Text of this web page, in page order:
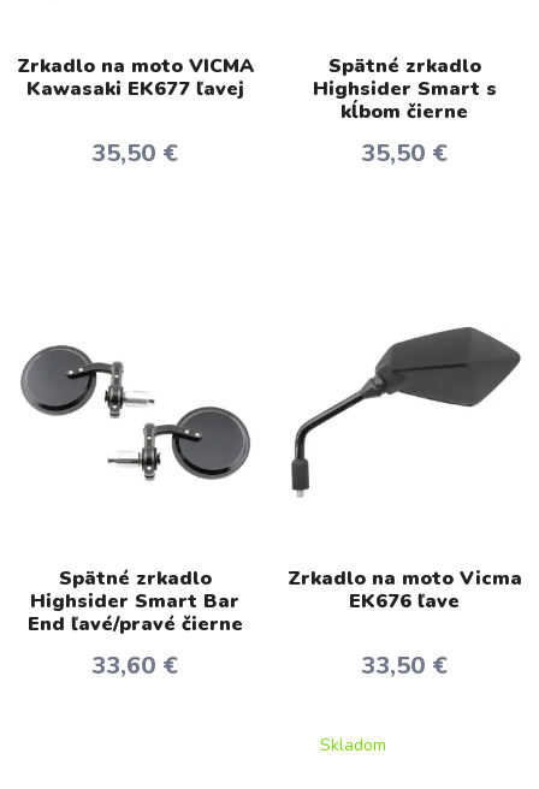
Zrkadlo na moto VICMA
Kawasaki EK677 ľavej
35,50 €
Spätné zrkadlo
Highsider Smart s
kĺbom čierne
35,50 €
Spätné zrkadlo
Highsider Smart Bar
End ľavé/pravé čierne
33,60 €
Zrkadlo na moto Vicma
EK676 ľave
33,50 €
Skladom